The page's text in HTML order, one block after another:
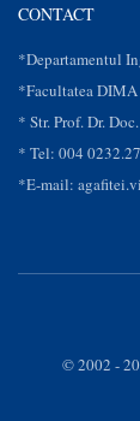
CONTACT
*Departamentul
*Facultatea
* Str. Prof. Dr.
* Tel: 004
*E-mail:
© 2002 -